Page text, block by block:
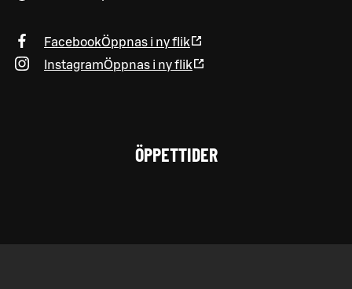
FacebookÖppnas i ny flik
InstagramÖppnas i ny flik
ÖPPETTIDER